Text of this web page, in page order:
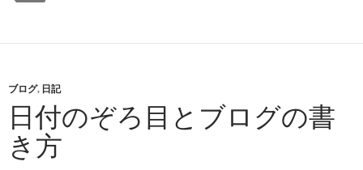
ブログ, 日記
日付のぞろ目とブログの書
き方